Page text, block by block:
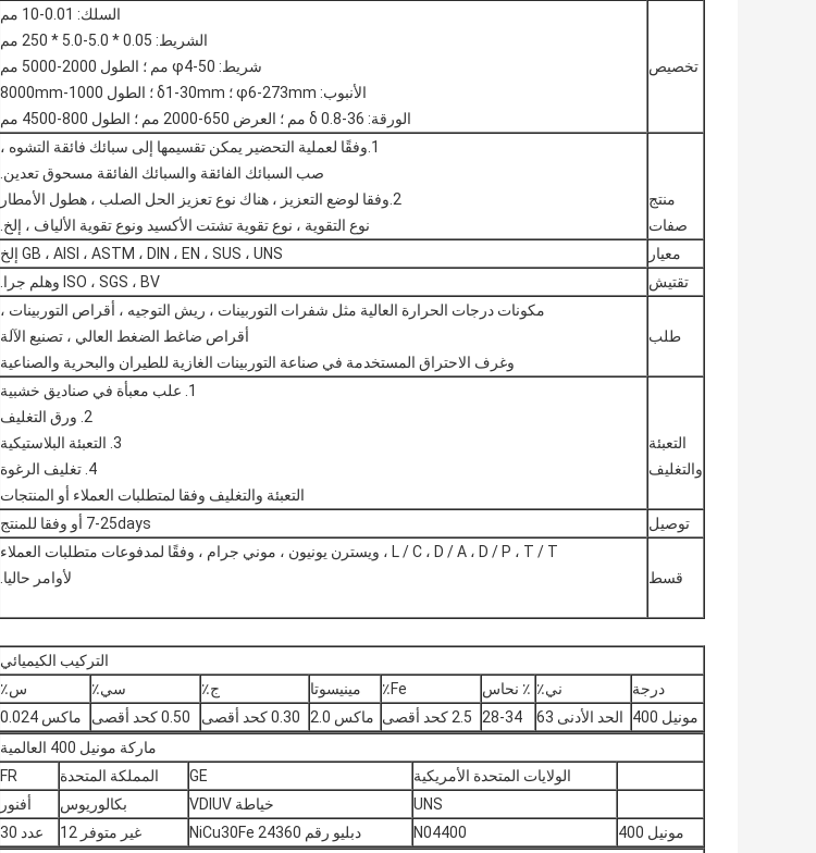
تخصيص
السلك: 0.01-10 مم
الشريط: 0.05 * 5.0-5.0 * 250 مم
شريط: φ4-50 مم ؛ الطول 2000-5000 مم
الأنبوب: φ6-273mm ؛ δ1-30mm ؛ الطول 1000-8000mm
الورقة: δ 0.8-36 مم ؛ العرض 650-2000 مم ؛ الطول 800-4500 مم
منتج
صفات
1.وفقًا لعملية التحضير يمكن تقسيمها إلى سبائك فائقة التشوه ،
صب السبائك الفائقة والسبائك الفائقة مسحوق تعدين.
2.وفقا لوضع التعزيز ، هناك نوع تعزيز الحل الصلب ، هطول الأمطار
نوع التقوية ، نوع تقوية تشتت الأكسيد ونوع تقوية الألياف ، إلخ.
معيار
GB ، AISI ، ASTM ، DIN ، EN ، SUS ، UNS إلخ
تقتيش
ISO ، SGS ، BV وهلم جرا.
طلب
مكونات درجات الحرارة العالية مثل شفرات التوربينات ، ريش التوجيه ، أقراص التوربينات ،
أقراص ضاغط الضغط العالي ، تصنيع الآلة
وغرف الاحتراق المستخدمة في صناعة التوربينات الغازية للطيران والبحرية والصناعية
التعبئة
والتغليف
1. علب معبأة في صناديق خشبية
2. ورق التغليف
3. التعبئة البلاستيكية
4. تغليف الرغوة
التعبئة والتغليف وفقا لمتطلبات العملاء أو المنتجات
توصيل
7-25days أو وفقا للمنتج
قسط
L / C ، D / A ، D / P ، T / T ، ويسترن يونيون ، موني جرام ، وفقًا لمدفوعات متطلبات العملاء
لأوامر حاليا.
التركيب الكيميائي
درجة
ني٪ ٪ نحاس Fe٪ مينيسوتا ج٪ سي٪
س٪
مونيل 400
الحد الأدنى 63 28-34 2.5 كحد أقصى ماكس 2.0 0.30 كحد أقصى 0.50 كحد أقصى
ماكس 0.024
ماركة مونيل 400 العالمية
الولايات المتحدة الأمريكية
GE المملكة المتحدة
FR
UNS
خياطة VDIUV بكالوريوس
أفنور
مونيل 400
N04400 دبليو رقم 24360 NiCu30Fe غير متوفر 12
عدد 30